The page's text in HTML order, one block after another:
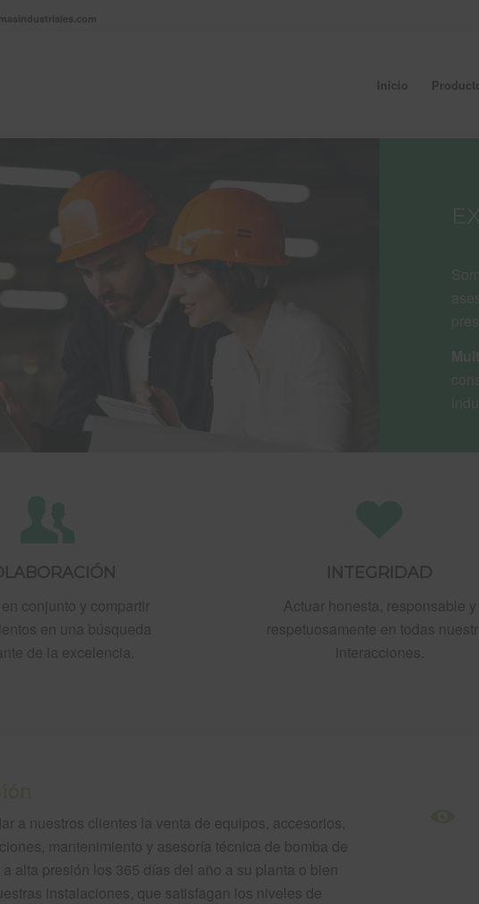
Inicio
conjunto y compartir
en una búsqueda
de la excelencia.
INTEGRIDAD
Actuar honesta, responsable y
respetuosamente en todas
interacciones.
a nuestros clientes la venta de equipos, accesorios,
mantenimiento y asesoría técnica de bomba de
a alta presión los 365 días del año a su planta o bien
instalaciones, que satisfagan los niveles de